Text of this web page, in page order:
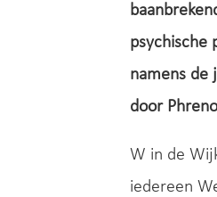
psychische
namens de
door
W in de
iedereen